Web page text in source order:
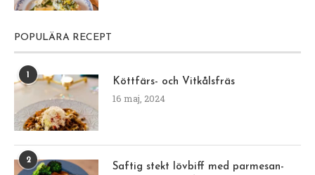
POPULÄRA RECEPT
Köttfärs- och Vitkålsfräs
16 maj, 2024
2
Saftig stekt lövbiff med parmesan-